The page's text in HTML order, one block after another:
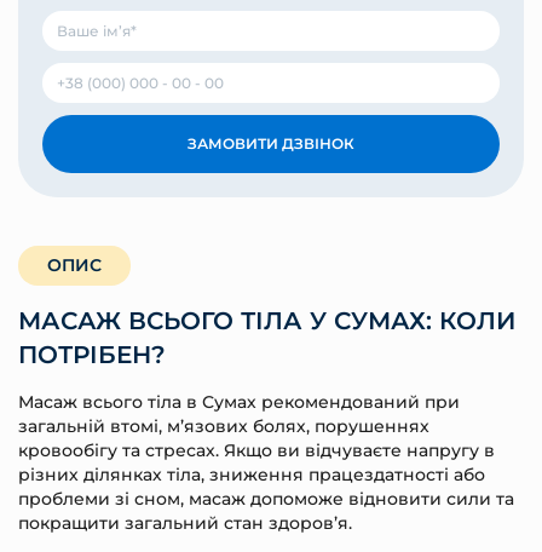
ЗАМОВИТИ ДЗВІНОК
ОПИС
МАСАЖ ВСЬОГО ТІЛА У СУМАХ: КОЛИ
ПОТРІБЕН?
Масаж всього тіла в Сумах рекомендований при
загальній втомі, м’язових болях, порушеннях
кровообігу та стресах. Якщо ви відчуваєте напругу в
різних ділянках тіла, зниження працездатності або
проблеми зі сном, масаж допоможе відновити сили та
покращити загальний стан здоров’я.